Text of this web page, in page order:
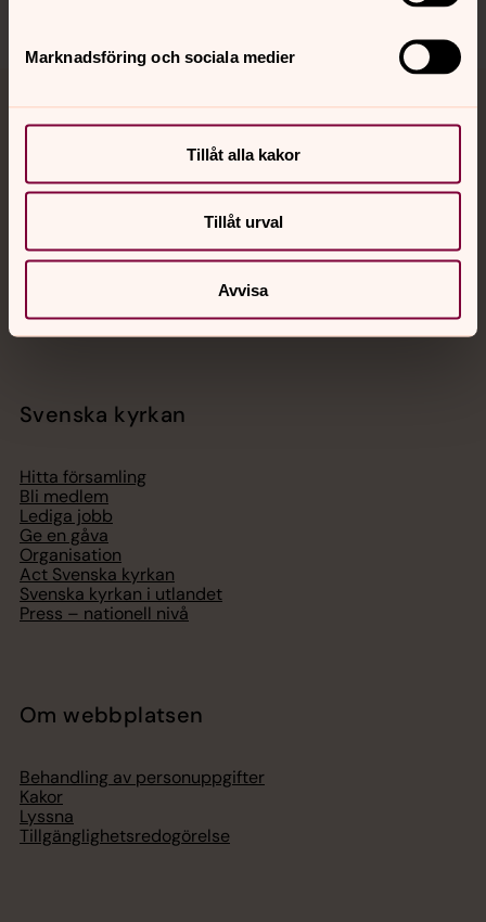
Marknadsföring och sociala medier
Tillåt alla kakor
Tillåt urval
Avvisa
Jourhavande präst
Akut samtals- och krisstöd. Prata eller chatta anonymt
med en präst på kvällar och nätter.
Chatt
Svenska kyrkan
Hitta församling
Bli medlem
Lediga jobb
Ge en gåva
Organisation
Act Svenska kyrkan
Svenska kyrkan i utlandet
Press – nationell nivå
Om webbplatsen
Behandling av personuppgifter
Kakor
Lyssna
Tillgänglighetsredogörelse